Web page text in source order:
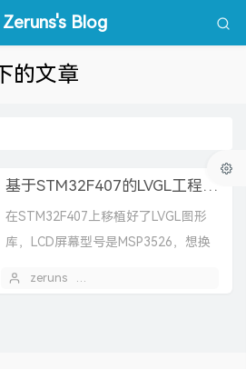
Zeruns's Blog
的文章
基于STM32F407的LVGL工程模板（MSP3526屏幕），包含FreeRTOS版和裸机版
在STM32F407上移植好了LVGL图形
库，LCD屏幕型号是MSP3526，想换
zeruns